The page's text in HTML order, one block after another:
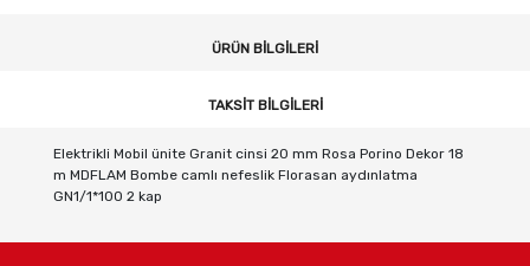
ÜRÜN BILGILERI
TAKSIT BILGILERI
Elektrikli Mobil ünite Granit cinsi 20 mm Rosa Porino Dekor 18
m MDFLAM Bombe camlı nefeslik Florasan aydınlatma
GN1/1*100 2 kap